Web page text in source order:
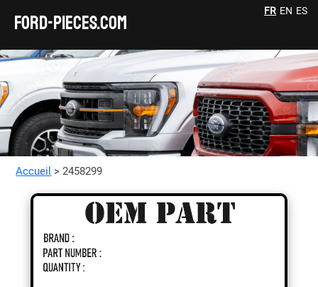
FORD-pieces.com
FR EN ES
Accueil > 2458299